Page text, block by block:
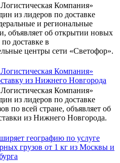
Компания»
из лидеров по доставке
и региональные
объявляет об открытии новых
доставке в
центры сети «Светофор».
Компания»
из Нижнего Новгорода
Компания»
из лидеров по доставке
по всей стране, объявляет об
из Нижнего Новгорода.
географию по услуге
грузов от 1 кг из Москвы и